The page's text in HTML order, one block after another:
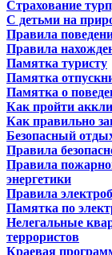
Страхование
С детьми на
Правила
Правила
Памятка туристу
Памятка
Памятка о
Как пройти
Как правильно
Безопасный
Правила
Правила
энергетики
Правила
Памятка по
Нелегальные
террористов
Краевая